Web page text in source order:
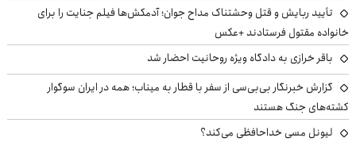
تأیید ربایش و قتل وحشتناک مداح جوان؛ آدمکش‌ها فیلم جنایت را برای
خانواده مقتول فرستادند +عکس
باقر خرازی به دادگاه ویژه روحانیت احضار شد
گزارش خبرنگار بی‌بی‌سی از سفر با قطار به میناب؛ همه در ایران سوگوار
کشته‌های جنگ هستند
لیونل مسی خداحافظی می‌کند؟